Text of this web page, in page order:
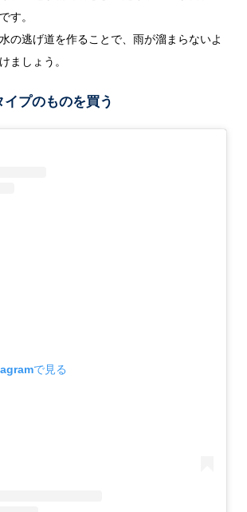
す。
の逃げ道を作ることで、雨が溜まらないよ
ましょう。
プのものを買う
で見る